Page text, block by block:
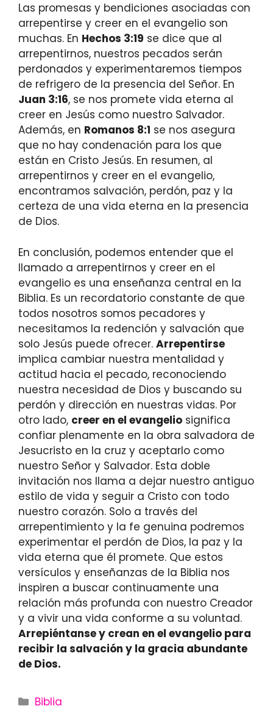
Las promesas y bendiciones asociadas con
arrepentirse y creer en el evangelio son
muchas. En Hechos 3:19 se dice que al
arrepentirnos, nuestros pecados serán
perdonados y experimentaremos tiempos
de refrigero de la presencia del Señor. En
Juan 3:16, se nos promete vida eterna al
creer en Jesús como nuestro Salvador.
Además, en Romanos 8:1 se nos asegura
que no hay condenación para los que
están en Cristo Jesús. En resumen, al
arrepentirnos y creer en el evangelio,
encontramos salvación, perdón, paz y la
certeza de una vida eterna en la presencia
de Dios.
En conclusión, podemos entender que el
llamado a arrepentirnos y creer en el
evangelio es una enseñanza central en la
Biblia. Es un recordatorio constante de que
todos nosotros somos pecadores y
necesitamos la redención y salvación que
solo Jesús puede ofrecer. Arrepentirse
implica cambiar nuestra mentalidad y
actitud hacia el pecado, reconociendo
nuestra necesidad de Dios y buscando su
perdón y dirección en nuestras vidas. Por
otro lado, creer en el evangelio significa
confiar plenamente en la obra salvadora de
Jesucristo en la cruz y aceptarlo como
nuestro Señor y Salvador. Esta doble
invitación nos llama a dejar nuestro antiguo
estilo de vida y seguir a Cristo con todo
nuestro corazón. Solo a través del
arrepentimiento y la fe genuina podremos
experimentar el perdón de Dios, la paz y la
vida eterna que él promete. Que estos
versículos y enseñanzas de la Biblia nos
inspiren a buscar continuamente una
relación más profunda con nuestro Creador
y a vivir una vida conforme a su voluntad.
Arrepiéntanse y crean en el evangelio para
recibir la salvación y la gracia abundante
de Dios.
Categories
Biblia